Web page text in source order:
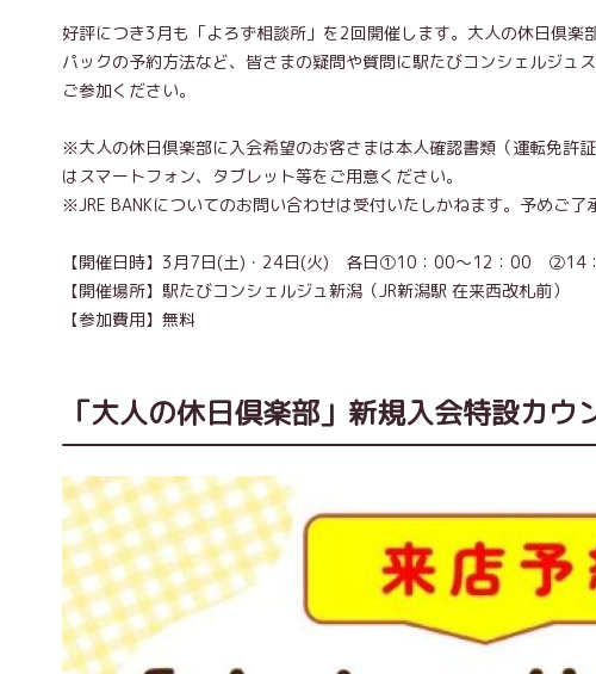
好評につき3月も「よろず相談所」を2回開催します。大人の休日倶
パックの予約方法など、皆さまの疑問や質問に駅たびコンシェルジュ
ご参加ください。
※大人の休日倶楽部に入会希望のお客さまは本人確認書類（運転免許
はスマートフォン、タブレット等をご用意ください。
※JRE BANKについてのお問い合わせは受付いたしかねます。予めご了
【開催日時】3月7日(土)・24日(火) 各日①10：00～12：00 ②14
【開催場所】駅たびコンシェルジュ新潟（JR新潟駅 在来西改札前）
【参加費用】無料
「大人の休日倶楽部」新規入会特設カウ